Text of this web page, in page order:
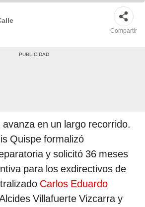
Compartir
en un largo recorrido.
Quispe formalizó
y solicitó 36 meses
para los exdirectivos de
Carlos Eduardo
Villafuerte Vizcarra y